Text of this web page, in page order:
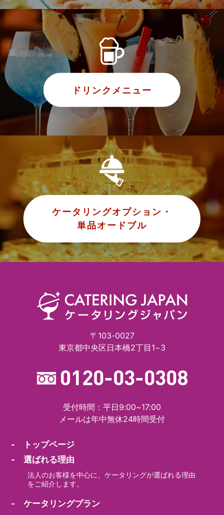
ドリンクメニュー
ケータリングオプション・
単品オードブル
〒103-0027
東京都中央区日本橋2丁目1−3
受付時間：平日9:00~17:00
メールは年中無休24時間受付
- トップページ
- 選ばれる理由
法人のお客様を中心に、ケータリングが選ばれる理由
をご紹介します。
- ケータリングプラン